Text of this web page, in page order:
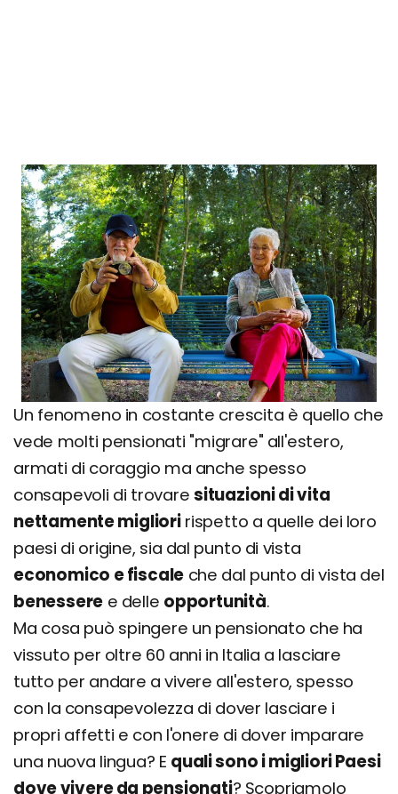
Un fenomeno in costante crescita è quello che
vede molti pensionati "migrare" all'estero,
armati di coraggio ma anche spesso
consapevoli di trovare situazioni di vita
nettamente miglioririspetto a quelle dei loro
paesi di origine, sia dal punto di vista
economico e fiscale che dal punto di vista del
benessere e delle opportunità.
Ma cosa può spingere un pensionato che ha
vissuto per oltre 60 anni in Italia a lasciare
tutto per andare a vivere all'estero, spesso
con la consapevolezza di dover lasciare i
propri affetti e con l'onere di dover imparare
una nuova lingua? E quali sono i migliori Paesi
dove vivere da pensionati? Scopriamolo